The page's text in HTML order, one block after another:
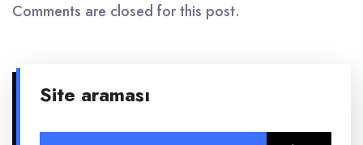
Comments are closed for this post.
Site araması